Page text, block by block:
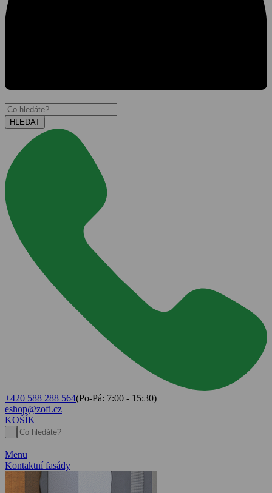
+420 588 288 564(Po-Pá: 7:00 - 15:30)
eshop@zofi.cz
KOŠÍK
Menu
Kontaktní fasády